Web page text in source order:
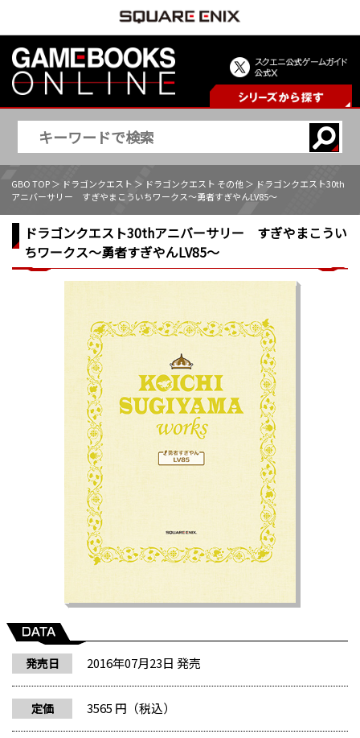
GBO TOP＞ ドラゴンクエスト ＞ ドラゴンクエスト その他＞ ドラゴンクエスト30th
アニバーサリー すぎやまこういちワークス～勇者すぎやんLV85～
ドラゴンクエスト30thアニバーサリー すぎやまこうい
ちワークス～勇者すぎやんLV85～
発売日 2016年07月23日 発売
定価 3565 円（税込）